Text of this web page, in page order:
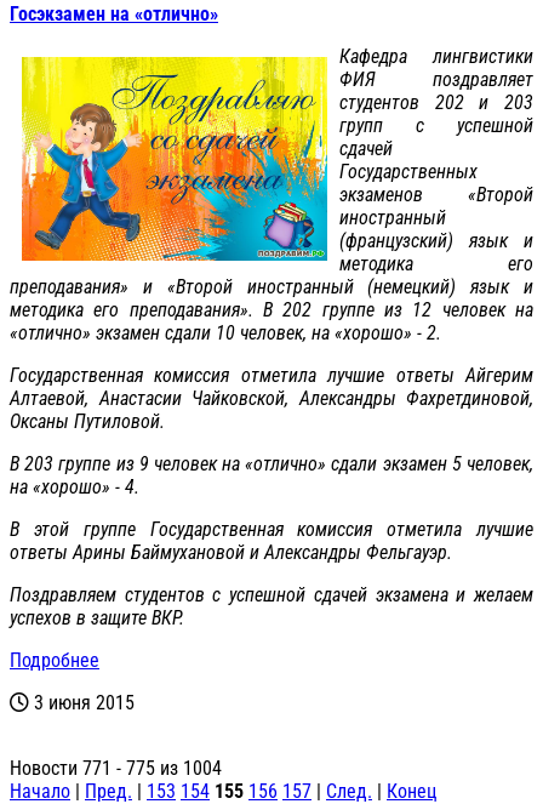
Госэкзамен на «отлично»
Кафедра лингвистики
ФИЯ поздравляет
студентов 202 и 203
групп с успешной
сдачей
Государственных
экзаменов «Второй
иностранный
(французский) язык и
методика его
преподавания» и «Второй иностранный (немецкий) язык и
методика его преподавания». В 202 группе из 12 человек на
«отлично» экзамен сдали 10 человек, на «хорошо» - 2.
Государственная комиссия отметила лучшие ответы Айгерим
Алтаевой, Анастасии Чайковской, Александры Фахретдиновой,
Оксаны Путиловой.
В 203 группе из 9 человек на «отлично» сдали экзамен 5 человек,
на «хорошо» - 4.
В этой группе Государственная комиссия отметила лучшие
ответы Арины Баймухановой и Александры Фельгауэр.
Поздравляем студентов с успешной сдачей экзамена и желаем
успехов в защите ВКР.
Подробнее
3 июня 2015
Новости 771 - 775 из 1004
Начало | Пред. | 153 154 155 156 157 | След. | Конец